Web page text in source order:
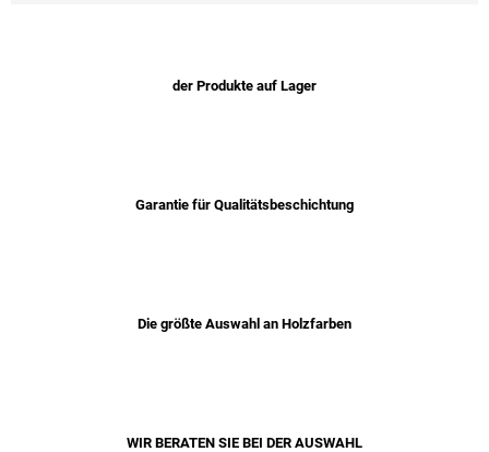
der Produkte auf Lager
Garantie für Qualitätsbeschichtung
Die größte Auswahl an Holzfarben
WIR BERATEN SIE BEI ​​DER AUSWAHL